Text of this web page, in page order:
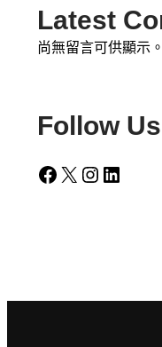
Latest
尚無留言可供顯示。
Follow Us
Facebook X Instagram LinkedIn